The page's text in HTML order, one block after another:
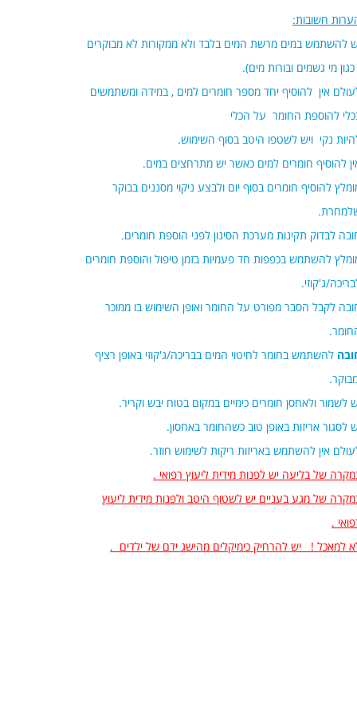
חשובות:
להשתמש במים מרשת המים בלבד ולא ממקורות לא מבוקרים
מי גשמים ובורות מים).
אין להוסיף יחד מספר חומרים למים , במידה ומשתמשים
להוספת החומר על הכלי
נקי ויש לשטפו היטב בסוף השימוש.
להוסיף חומרים למים כאשר יש מתרחצים במים.
להוסיף חומרים בסוף יום ולבצע ניקוי מסננים בבוקר
לבדוק תקינות מערכת הסינון לפני הוספת חומרים.
להשתמש בכפפות חד פעמיות בזמן טיפול והוספת חומרים
ג'קוזי.
לקבל הסבר מפורט על החומר ואופן השימוש בו ממוכר
להשתמש בחומר לחיטוי המים בבריכה/ג'קוזי באופן רציף
לשמור ולאחסן חומרים כימיים במקום בטוח יבש וקריר.
לסגור אריזות באופן טוב כשהחומר באחסון.
אין להשתמש באריזות ריקות לשימוש חוזר.
של בליעה יש לפנות מידית ליעוץ רפואי .
של מגע בעניים יש לשטוף היטב ולפנות מידית ליעוץ
.
למאכל !
יש להרחיק כימיקלים מהישג ידם של ילדים .